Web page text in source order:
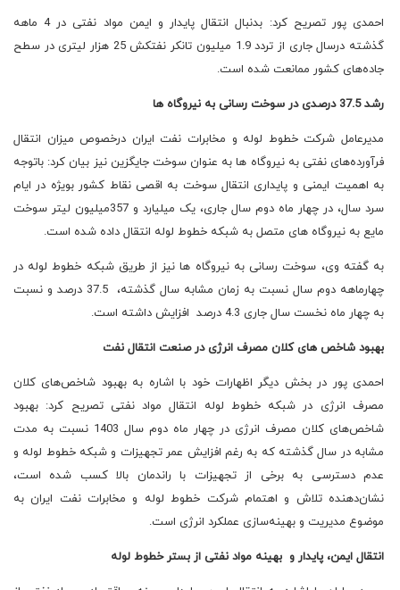
احمدی پور تصریح کرد: بدنبال انتقال پایدار و ایمن مواد نفتی در 4 ماهه
گذشته درسال جاری از تردد 1.9 میلیون تانکر نفتکش 25 هزار لیتری در سطح
جاده‌های کشور ممانعت شده است.
رشد 37.5 درصدی در سوخت رسانی به نیروگاه ها
مدیرعامل شرکت خطوط لوله و مخابرات نفت ایران درخصوص میزان انتقال
فرآورده‌های نفتی به نیروگاه ها به عنوان سوخت جایگزین نیز بیان کرد: باتوجه
به اهمیت ایمنی و پایداری انتقال سوخت به اقصی نقاط کشور بویژه در ایام
سرد سال، در چهار ماه دوم سال جاری، یک میلیارد و 357میلیون لیتر سوخت
مایع به نیروگاه های متصل به شبکه خطوط لوله انتقال داده شده است.
به گفته وی، سوخت رسانی به نیروگاه ها نیز از طریق شبکه خطوط لوله در
چهارماهه دوم سال نسبت به زمان مشابه سال گذشته، 37.5 درصد و نسبت
به چهار ماه نخست سال جاری 4.3 درصد افزایش داشته است.
بهبود شاخص های کلان مصرف انرژی در صنعت انتقال نفت
احمدی پور در بخش دیگر اظهارات خود با اشاره به بهبود شاخص‌های کلان
مصرف انرژی در شبکه خطوط لوله انتقال مواد نفتی تصریح کرد: بهبود
شاخص‌های کلان مصرف انرژی در چهار ماه دوم سال 1403 نسبت به مدت
مشابه در سال گذشته که به رغم افزایش عمر تجهیزات و شبکه خطوط لوله و
عدم دسترسی به برخی از تجهیزات با راندمان بالا کسب شده است،
نشان‌دهنده تلاش و اهتمام شرکت خطوط لوله و مخابرات نفت ایران به
موضوع مدیریت و بهینه‌سازی عملکرد انرژی است.
انتقال ایمن، پایدار و بهینه مواد نفتی از بستر خطوط لوله